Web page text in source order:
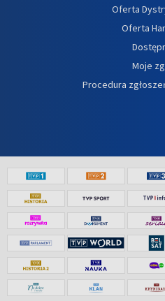
Oferta
Oferta
Moje
Procedura